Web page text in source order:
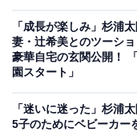
「成長が楽しみ」杉浦太
妻・辻希美とのツーシ
豪華自宅の玄関公開！
園スタート」
「迷いに迷った」杉浦
5子のためにベビーカー